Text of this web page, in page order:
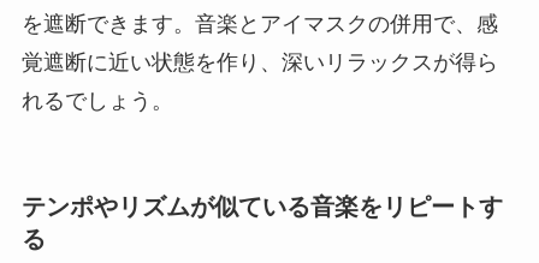
を遮断できます。音楽とアイマスクの併用で、感
覚遮断に近い状態を作り、深いリラックスが得ら
れるでしょう。
テンポやリズムが似ている音楽をリピートす
る